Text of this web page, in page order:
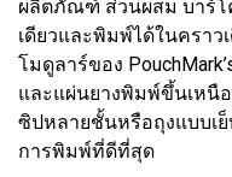
ผลิตภัณฑ์ ส่วนผสม บาร์โ
เดียวและพิมพ์ได้ในครา
โมดูลาร์ของ
และแผ่นยางพิมพ์ขึ้นเหนื
ซิปหลายชั้นหรือถุงแบบเ
การพิมพ์ที่ดีที่สุด